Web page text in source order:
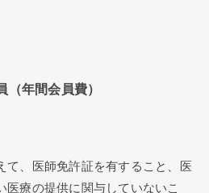
（年間会員費）
て、医師免許証を有すること、医
療の提供に関与していないこ